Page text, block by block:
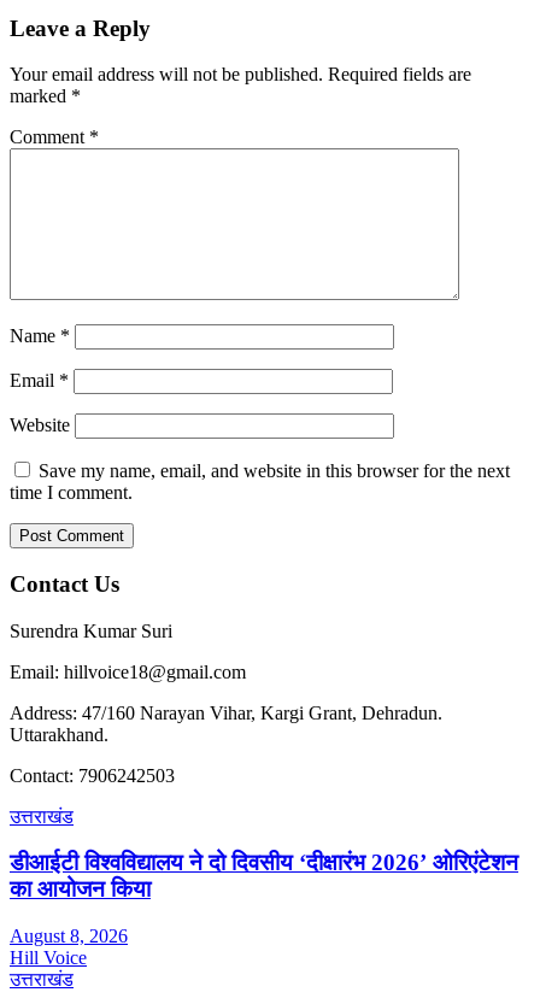
Leave a Reply
Your email address will not be published. Required fields are
marked *
Comment *
Name *
Email *
Website
Save my name, email, and website in this browser for the next
time I comment.
Contact Us
Surendra Kumar Suri
Email: hillvoice18@gmail.com
Address: 47/160 Narayan Vihar, Kargi Grant, Dehradun.
Uttarakhand.
Contact: 7906242503
उत्तराखंड
डीआईटी विश्वविद्यालय ने दो दिवसीय ‘दीक्षारंभ 2026’ ओरिएंटेशन
का आयोजन किया
August 8, 2026
Hill Voice
उत्तराखंड